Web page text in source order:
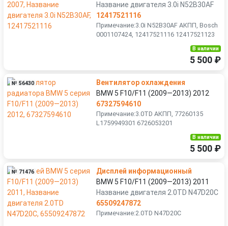
Название двигателя 3.0i N52B30AF
12417521116
Примечание:3.0i N52B30AF АКПП, Bosch
0001107424, 12417521116 12417521123
В наличии
5 500 ₽
№ 56430
Вентилятор охлаждения
BMW 5 F10/F11 (2009—2013) 2012
67327594610
Примечание:3.0TD АКПП, 77260135
L1759949301 6726053201
В наличии
5 500 ₽
№ 71476
Дисплей информационный
BMW 5 F10/F11 (2009—2013) 2011
Название двигателя 2.0TD N47D20C
65509247872
Примечание:2.0TD N47D20C